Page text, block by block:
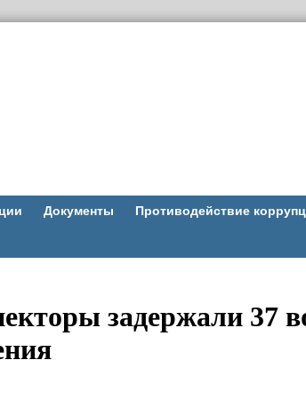
Документы Противодействие
задержали 37